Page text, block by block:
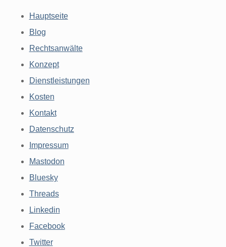
Hauptseite
Blog
Rechtsanwälte
Konzept
Dienstleistungen
Kosten
Kontakt
Datenschutz
Impressum
Mastodon
Bluesky
Threads
Linkedin
Facebook
Twitter